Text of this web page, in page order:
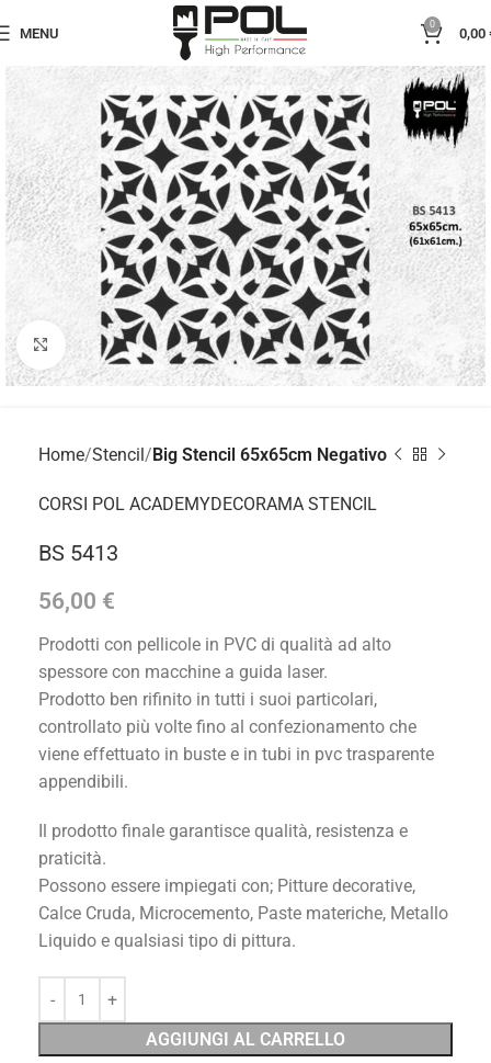
MENU
0
0,00
Click to enlarge
Home Stencil Big Stencil 65x65cm Negativo
CORSI POL ACADEMYDECORAMA STENCIL
BS 5413
56,00 €
Prodotti con pellicole in PVC di qualità ad alto
spessore con macchine a guida laser.
Prodotto ben rifinito in tutti i suoi particolari,
controllato più volte fino al confezionamento che
viene effettuato in buste e in tubi in pvc trasparente
appendibili.
Il prodotto finale garantisce qualità, resistenza e
praticità.
Possono essere impiegati con; Pitture decorative,
Calce Cruda, Microcemento, Paste materiche, Metallo
Liquido e qualsiasi tipo di pittura.
AGGIUNGI AL CARRELLO